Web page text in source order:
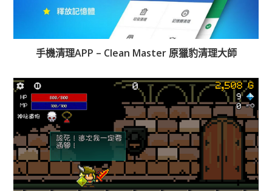
手機清理APP – Clean Master 原獵豹清理大師